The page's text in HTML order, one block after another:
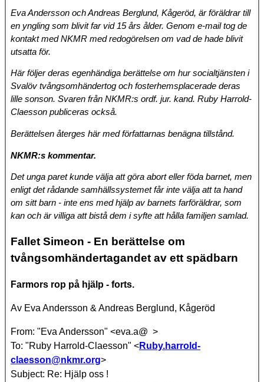
Eva Andersson och Andreas Berglund, Kågeröd, är föräldrar till
en yngling som blivit far vid 15 års ålder. Genom e-mail tog de
kontakt med NKMR med redogörelsen om vad de hade blivit
utsatta för.
Här följer deras egenhändiga berättelse om hur socialtjänsten i
Svalöv tvångsomhändertog och fosterhemsplacerade deras
lille sonson. Svaren från NKMR:s ordf. jur. kand. Ruby Harrold-
Claesson publiceras också.
Berättelsen återges här med författarnas benägna tillstånd.
NKMR:s kommentar.
Det unga paret kunde välja att göra abort eller föda barnet, men
enligt det rådande samhällssystemet får inte välja att ta hand
om sitt barn - inte ens med hjälp av barnets farföräldrar, som
kan och är villiga att bistå dem i syfte att hålla familjen samlad.
Fallet Simeon - En berättelse om
tvångsomhändertagandet av ett spädbarn
Farmors rop på hjälp - forts.
Av Eva Andersson & Andreas Berglund, Kågeröd
From: "Eva Andersson" <eva.a@ >
To: "Ruby Harrold-Claesson" <Ruby.harrold-
claesson@nkmr.org>
Subject: Re: Hjälp oss !